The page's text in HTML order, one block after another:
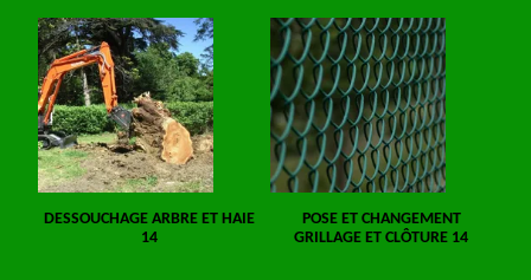
DESSOUCHAGE ARBRE ET HAIE
14
POSE ET CHANGEMENT
GRILLAGE ET CLÔTURE 14